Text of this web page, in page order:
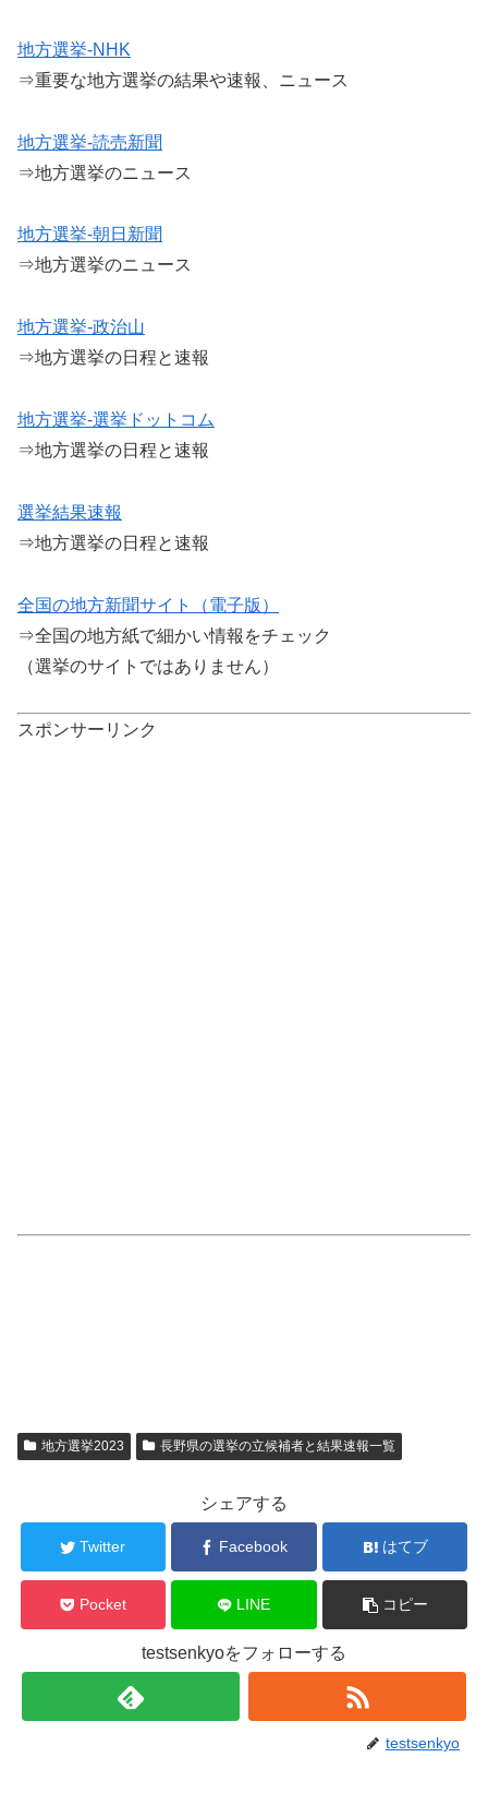
地方選挙-NHK
⇒重要な地方選挙の結果や速報、ニュース
地方選挙-読売新聞
⇒地方選挙のニュース
地方選挙-朝日新聞
⇒地方選挙のニュース
地方選挙-政治山
⇒地方選挙の日程と速報
地方選挙-選挙ドットコム
⇒地方選挙の日程と速報
選挙結果速報
⇒地方選挙の日程と速報
全国の地方新聞サイト（電子版）
⇒全国の地方紙で細かい情報をチェック
（選挙のサイトではありません）
スポンサーリンク
地方選挙2023 長野県の選挙の立候補者と結果速報一覧
シェアする
Twitter Facebook はてブ
Pocket LINE コピー
testsenkyoをフォローする
testsenkyo